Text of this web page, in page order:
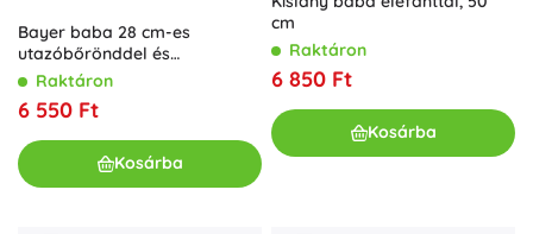
Bayer baba 28 cm-es
utazóbőrönddel és
kiegészítőkkel
Raktáron
6 550 Ft
Kosárba
cm
Raktáron
6 850 Ft
Kosárba